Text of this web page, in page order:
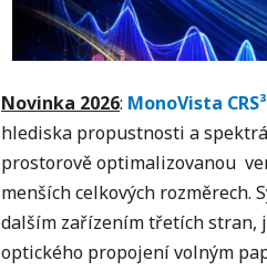
Novinka 2026: MonoVista
hlediska propustnosti a
prostorově optimalizovanou
menších celkových rozměrech.
dalším zařízením třetích stran,
optického propojení volným